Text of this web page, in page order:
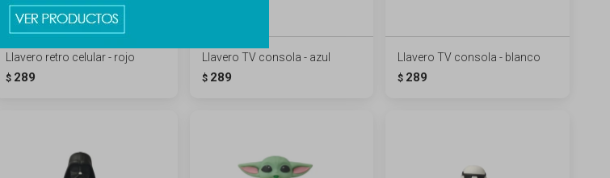
Llavero retro celular - rojo
$ 289
Llavero TV consola - azul
$ 289
Llavero TV consola - blanco
$ 289